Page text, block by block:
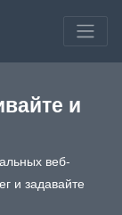
и
веб-
и задавайте